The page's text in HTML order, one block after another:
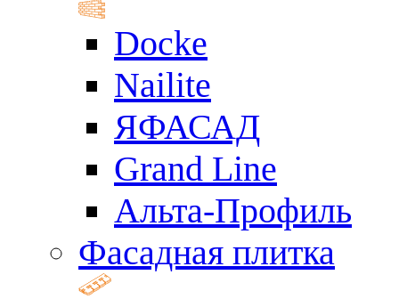
Docke
Nailite
ЯФАСАД
Grand Line
Альта-Профиль
Фасадная плитка